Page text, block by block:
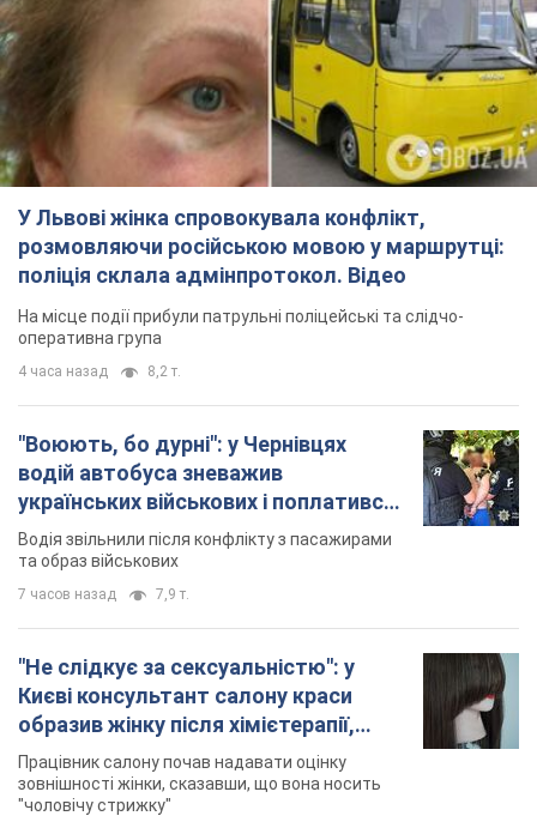
У Львові жінка спровокувала конфлікт,
розмовляючи російською мовою у маршрутці:
поліція склала адмінпротокол. Відео
На місце події прибули патрульні поліцейські та слідчо-
оперативна група
4 часа назад 8,2 т.
"Воюють, бо дурні": у Чернівцях
водій автобуса зневажив
українських військових і поплатився.
Відео
Водія звільнили після конфлікту з пасажирами
та образ військових
7 часов назад 7,9 т.
"Не слідкує за сексуальністю": у
Києві консультант салону краси
образив жінку після хімієтерапії,
розгорівся скандал. Фото
Працівник салону почав надавати оцінку
зовнішності жінки, сказавши, що вона носить
"чоловічу стрижку"